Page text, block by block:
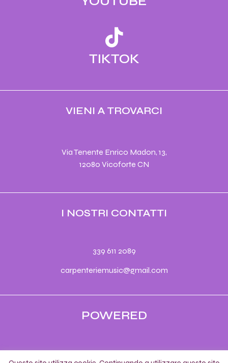
TIKTOK
VIENI A TROVARCI
Via Tenente Enrico Madon, 13,
12080 Vicoforte CN
I NOSTRI CONTATTI
339 611 2089
carpenteriemusic@gmail.com
POWERED